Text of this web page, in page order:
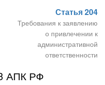
Статья 204
Требования к заявлению
о привлечении к
административной
ответственности
АПК РФ